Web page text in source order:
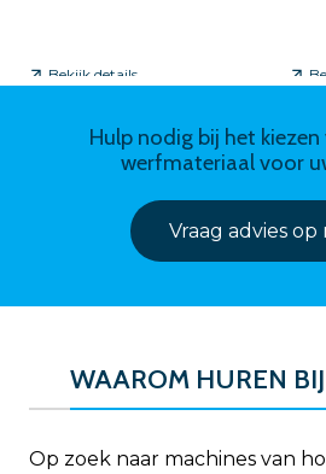
Bekijk details
Hulp nodig bij het
werfmateriaal voor
Vraag advies op
WAAROM HUREN
Op zoek naar machines van